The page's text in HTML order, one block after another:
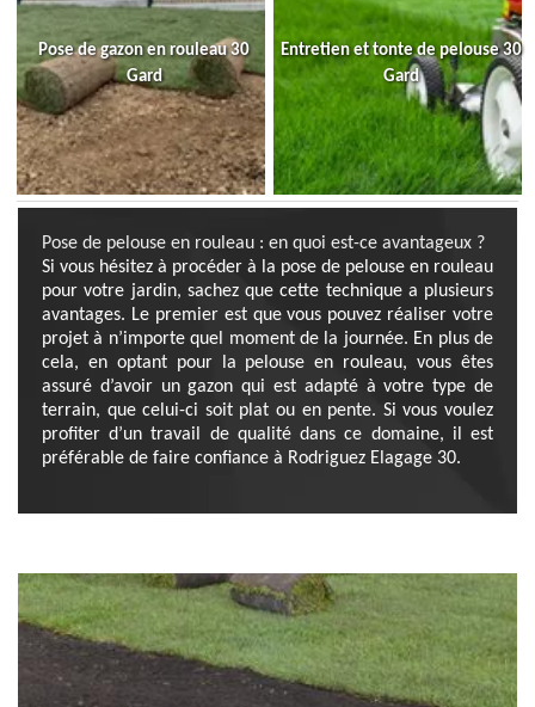
Pose de gazon en rouleau 30
Gard
Entretien et tonte de pelouse 30
Gard
Pose de pelouse en rouleau : en quoi est-ce avantageux ?
Si vous hésitez à procéder à la pose de pelouse en rouleau
pour votre jardin, sachez que cette technique a plusieurs
avantages. Le premier est que vous pouvez réaliser votre
projet à n’importe quel moment de la journée. En plus de
cela, en optant pour la pelouse en rouleau, vous êtes
assuré d’avoir un gazon qui est adapté à votre type de
terrain, que celui-ci soit plat ou en pente. Si vous voulez
profiter d’un travail de qualité dans ce domaine, il est
préférable de faire confiance à Rodriguez Elagage 30.